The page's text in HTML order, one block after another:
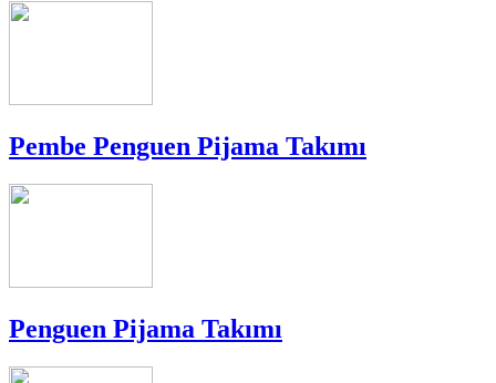
Pembe Penguen Pijama Takımı
Penguen Pijama Takımı